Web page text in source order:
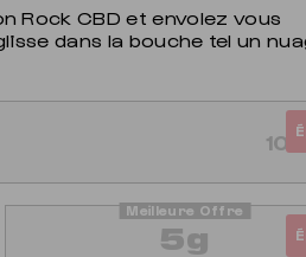
Rock CBD et envolez vous
dans la bouche tel un
5g